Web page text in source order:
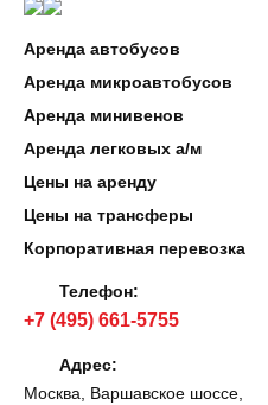
Аренда автобусов
Аренда микроавтобусов
Аренда минивенов
Аренда легковых а/м
Цены на аренду
Цены на трансферы
Корпоративная перевозка
Телефон:
+7 (495) 661-5755
Адрес:
Москва, Варшавское шоссе,